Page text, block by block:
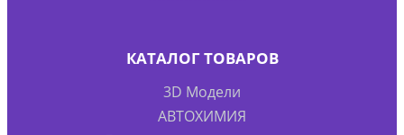
КАТАЛОГ ТОВАРОВ
3D Модели
АВТОХИМИЯ